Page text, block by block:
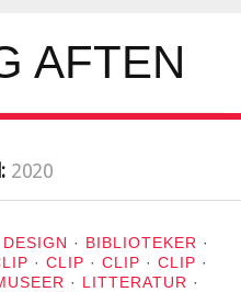
2020
· BIBLIOTEKER ·
· CLIP · CLIP · CLIP ·
· LITTERATUR ·